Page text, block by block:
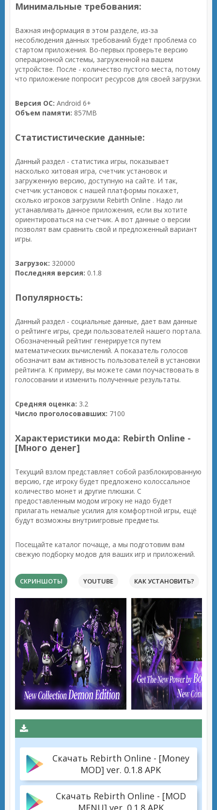
Минимальные требования:
Важная информация в этом разделе, из-за
несоблюдения данных требований будет проблема со
стартом приложения. Во-первых проверьте версию
операционной системы, загруженной на вашем
устройстве. После - количество пустого места, потому
что приложение попросит ресурсов для своей загрузки.
Версия ОС: Android 6+
Объем памяти: 857MB
Статистистические данные:
Данный раздел - статистика игры, показывает
насколько хитовая игра, счетчик установок и
загруженную версию, доступную на сайте. И так,
счетчик установок с нашей платформы покажет,
сколько игроков загрузили Rebirth Online . Надо ли
устанавливать данное приложения, если вы хотите
ориентироваться на счетчик. А вот данные о версии
позволят вам сравнить свой и предложенный вариант
игры.
Загрузок: 320000
Последняя версия: 0.1.8
Популярность:
Данный раздел - социальные данные, дает вам данные
о рейтинге игры, среди пользователей нашего портала.
Обозначенный рейтинг генерируется путем
математических вычислений. А показатель голосов
обозначит вам активность пользователей в установки
рейтинга. К примеру, вы можете сами поучаствовать в
голосовании и изменить полученные результаты.
Средняя оценка: 3.2
Число проголосовавших: 7100
Характеристики мода: Rebirth Online -
[Много денег]
Текущий взлом представляет собой разблокированную
версию, где игроку будет предложено колоссальное
количество монет и другие плюшки. С
предоставленным модом игроку не надо будет
прилагать немалые усилия для комфортной игры, ещё
будут возможны внутриигровые предметы.
Посещайте каталог почаще, а мы подготовим вам
свежую подборку модов для ваших игр и приложений.
СКРИНШОТЫ YOUTUBE КАК УСТАНОВИТЬ?
Скачать Rebirth Online - [Money
MOD] ver. 0.1.8 APK
Скачать Rebirth Online - [MOD
MENU] ver. 0.1.8 APK